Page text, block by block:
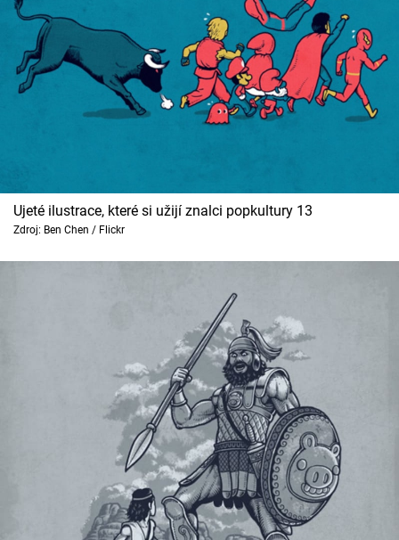
Ujeté ilustrace, které si užijí znalci popkultury 13
Zdroj: Ben Chen / Flickr